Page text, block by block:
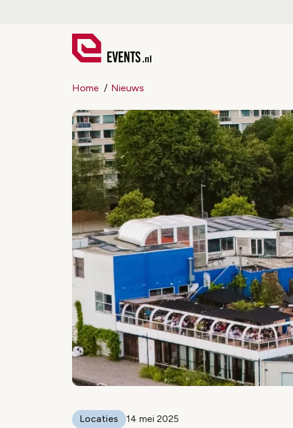
Home Nieuws
Locaties 14 mei 2025